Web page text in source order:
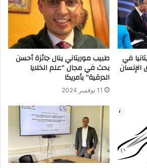
في
الإنسان
طبيب موريتاني ينال جائزة أحسن
بحث في مجال “علم الخلايا
الدرقية” بأمريكا
11 نوفمبر 2024